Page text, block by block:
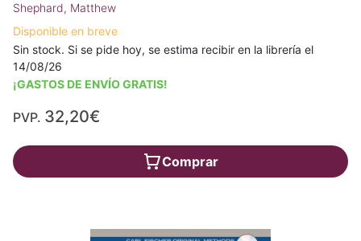
Shephard, Matthew
Disponible en breve
Sin stock. Si se pide hoy, se estima recibir en la librería el
14/08/26
¡GASTOS DE ENVÍO GRATIS!
PVP. 32,20€
Comprar